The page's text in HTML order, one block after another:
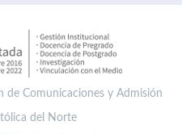
de Comunicaciones y Admisión
del Norte